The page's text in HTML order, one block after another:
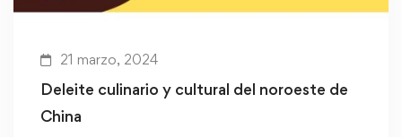
21 marzo, 2024
Deleite culinario y cultural del noroeste de
China